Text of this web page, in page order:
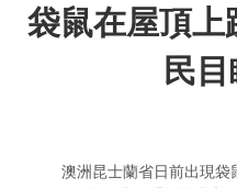
袋鼠在屋頂上
民
澳洲昆士蘭省日前出現袋